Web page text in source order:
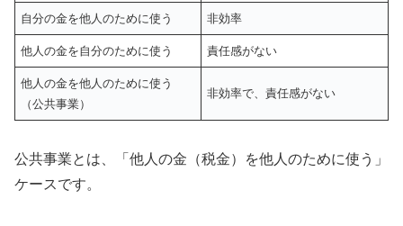
自分の金を他人のために使う 非効率
他人の金を自分のために使う 責任感がない
他人の金を他人のために使う
（公共事業）
非効率で、責任感がない
公共事業とは、「他人の金（税金）を他人のために使う」
ケースです。